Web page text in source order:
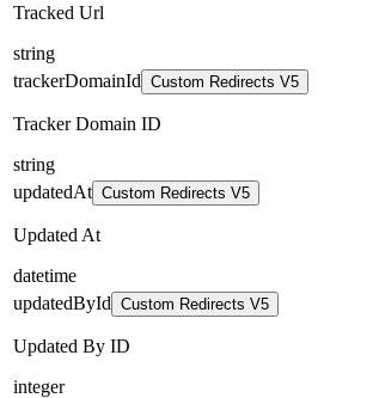
Tracked Url
string
trackerDomainId Custom Redirects V5
Tracker Domain ID
string
updatedAt Custom Redirects V5
Updated At
datetime
updatedById Custom Redirects V5
Updated By ID
integer